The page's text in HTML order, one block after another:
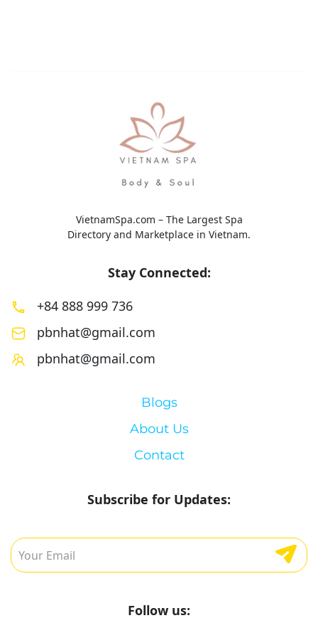
VietnamSpa.com – The Largest Spa
Directory and Marketplace in Vietnam.
Stay Connected:
+84 888 999 736
pbnhat@gmail.com
pbnhat@gmail.com
Blogs
About Us
Contact
Subscribe for Updates:
Follow us: